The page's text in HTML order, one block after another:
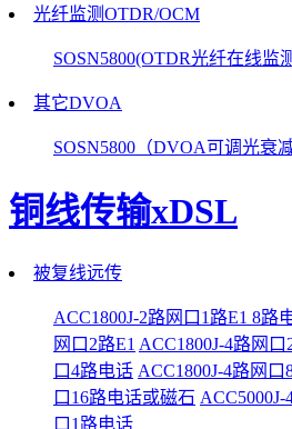
光纤监测OTDR/OCM
SOSN5800(OTDR光纤在线监
其它DVOA
SOSN5800（DVOA可调光衰减
铜线传输xDSL
被复线远传
ACC1800J-2路网口1路E1 8路
网口2路E1 ACC1800J-4路网
口4路电话 ACC1800J-4路网口
口16路电话或磁石 ACC5000J-
口1路电话